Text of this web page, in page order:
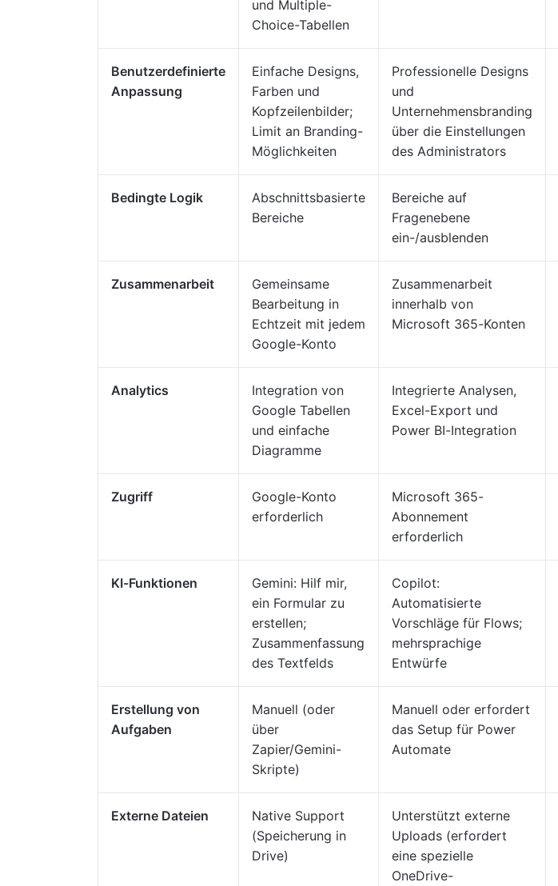
und Multiple-
Choice-Tabellen
Benutzerdefinierte
Anpassung
Einfache Designs,
Farben und
Kopfzeilenbilder;
Limit an Branding-
Möglichkeiten
Professionelle Designs
und
Unternehmensbranding
über die Einstellungen
des Administrators
Bedingte Logik
Abschnittsbasierte
Bereiche
Bereiche auf
Fragenebene
ein-/ausblenden
Zusammenarbeit
Gemeinsame
Bearbeitung in
Echtzeit mit jedem
Google-Konto
Zusammenarbeit
innerhalb von
Microsoft 365-Konten
Analytics
Integration von
Google Tabellen
und einfache
Diagramme
Integrierte Analysen,
Excel-Export und
Power BI-Integration
Zugriff
Google-Konto
erforderlich
Microsoft 365-
Abonnement
erforderlich
KI-Funktionen
Gemini: Hilf mir,
ein Formular zu
erstellen;
Zusammenfassung
des Textfelds
Copilot:
Automatisierte
Vorschläge für Flows;
mehrsprachige
Entwürfe
Erstellung von
Aufgaben
Manuell (oder
über
Zapier/Gemini-
Skripte)
Manuell oder erfordert
das Setup für Power
Automate
Externe Dateien
Native Support
(Speicherung in
Drive)
Unterstützt externe
Uploads (erfordert
eine spezielle
OneDrive-